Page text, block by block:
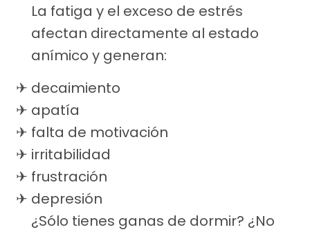
La fatiga y el exceso de estrés
afectan directamente al estado
anímico y generan:
decaimiento
apatía
falta de motivación
irritabilidad
frustración
depresión
¿Sólo tienes ganas de dormir? ¿No